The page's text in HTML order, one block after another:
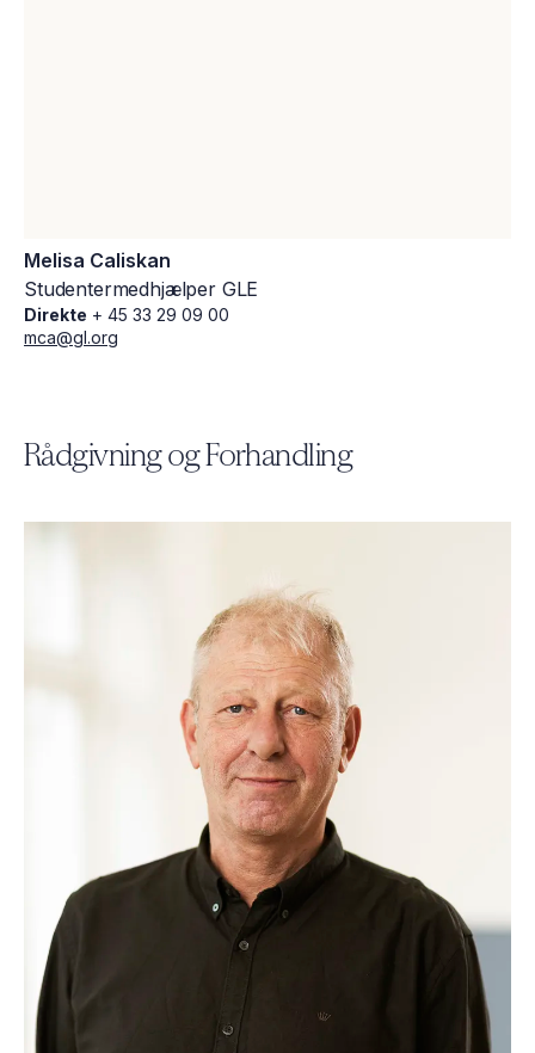
Melisa Caliskan
Studentermedhjælper GLE
Direkte + 45 33 29 09 00
mca@gl.org
Rådgivning og Forhandling